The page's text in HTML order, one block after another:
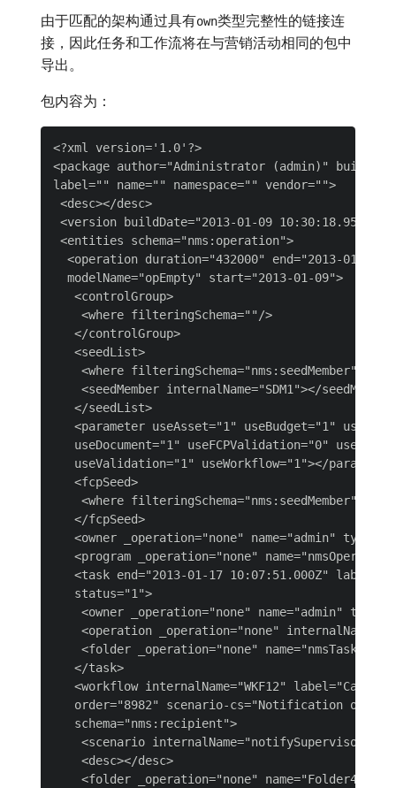
由于匹配的架构通过具有own类型完整性的链接连
接，因此任务和工作流将在与营销活动相同的包中
导出。
包内容为：
<?xml version='1.0'?>
<package author="Administrator (admin)"
label="" name="" namespace="" vendor="">
<desc></desc>
<version buildDate="2013-01-09 10:30:18.954Z"/>
<entities schema="nms:operation">
<operation duration="432000" end="2013-01-14"
  modelName="opEmpty" start="2013-01-09">
   <controlGroup>
    <where filteringSchema=""/>
   </controlGroup>
   <seedList>
<where filteringSchema="nms:seedMember"></
<seedMember internalName="SDM1"></
   </seedList>
<parameter useAsset="1" useBudget="1"
useDocument="1" useFCPValidation="0"
useValidation="1" useWorkflow="1"></
   <fcpSeed>
<where filteringSchema="nms:seedMember"></
   </fcpSeed>
<owner _operation="none" name="admin"
<program _operation="none"
<task end="2013-01-17 10:07:51.000Z"
   status="1">
<owner _operation="none" name="admin"
<operation _operation="none"
    <folder _operation="none" name="nmsTask"/>
   </task>
<workflow internalName="WKF12"
order="8982" scenario-cs="Notification of
   schema="nms:recipient">
    <scenario internalName="notifySupervisor"/>
    <desc></desc>
    <folder _operation="none" name="Folder4"/>